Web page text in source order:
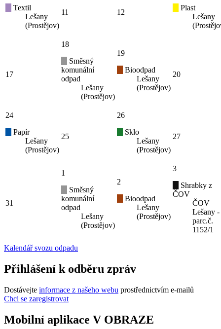
Textil
Lešany
(Prostějov)
11 12
Plast
Lešany
17
18
Směsný
komunální
odpad
Lešany
(Prostějov)
19
Bioodpad
Lešany
(Prostějov)
20
24
Papír
Lešany
(Prostějov)
25
26
Sklo
Lešany
(Prostějov)
27
31
1
Směsný
komunální
odpad
Lešany
(Prostějov)
2
Bioodpad
Lešany
(Prostějov)
3
Shrabky z
ČOV
ČOV
Lešany -
parc.č.
1152/1
Kalendář svozu odpadu
Přihlášení k odběru zpráv
Dostávejte informace z našeho webu prostřednictvím e-mailů
Chci se zaregistrovat
Mobilní aplikace V OBRAZE